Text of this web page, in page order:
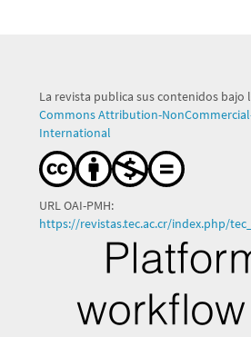
La revista publica sus contenidos bajo
Commons Attribution-
International
URL OAI-PMH:
https://revistas.tec.ac.cr/index.php/